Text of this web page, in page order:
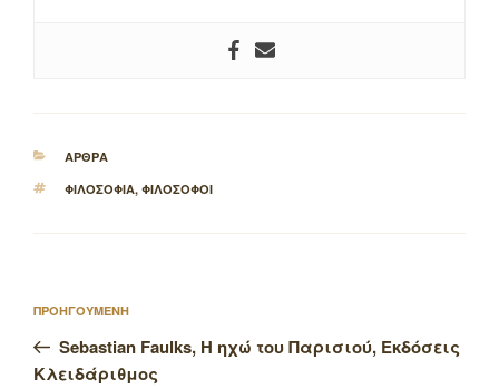
ΚΑΤΗΓΟΡΙΕΣ
ΑΡΘΡΑ
ΕΤΙΚΕΤΕΣ
ΦΙΛΟΣΟΦΙΑ, ΦΙΛΟΣΟΦΟΙ
άρθρων
Προηγούμενο
άρθρο
ΠΡΟΗΓΟΥΜΕΝΗ
Sebastian Faulks, Η ηχώ του Παρισιού, Εκδόσεις
Κλειδάριθμος